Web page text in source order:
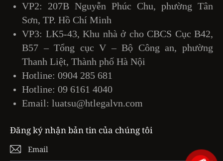
VP2: 207B Nguyễn Phúc Chu, phường Tân
Sơn, TP. Hồ Chí Minh
VP3: LK5-43, Khu nhà ở cho CBCS Cục B42,
B57 – Tổng cục V – Bộ Công an, phường
Thanh Liệt, Thành phố Hà Nội
Hotline: 0904 285 681
Hotline: 09 6161 4040
Email: luatsu@htlegalvn.com
Đăng ký nhận bản tin của chúng tôi